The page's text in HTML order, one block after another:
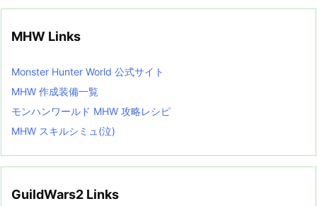
MHW Links
Monster Hunter World 公式サイト
MHW 作成装備一覧
モンハンワールド MHW 攻略レシピ
MHW スキルシミュ(泣)
GuildWars2 Links